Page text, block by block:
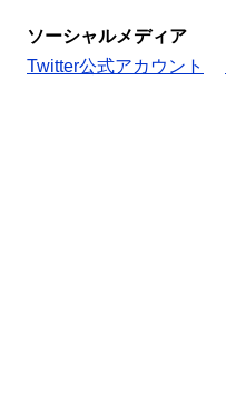
ソーシャルメディア
Twitter公式アカウント